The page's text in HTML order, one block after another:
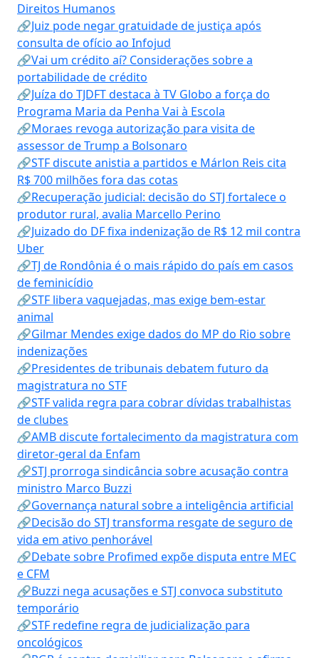
Direitos Humanos
🔗Juiz pode negar gratuidade de justiça após
consulta de ofício ao Infojud
🔗Vai um crédito aí? Considerações sobre a
portabilidade de crédito
🔗Juíza do TJDFT destaca à TV Globo a força do
Programa Maria da Penha Vai à Escola
🔗Moraes revoga autorização para visita de
assessor de Trump a Bolsonaro
🔗STF discute anistia a partidos e Márlon Reis cita
R$ 700 milhões fora das cotas
🔗Recuperação judicial: decisão do STJ fortalece o
produtor rural, avalia Marcello Perino
🔗Juizado do DF fixa indenização de R$ 12 mil contra
Uber
🔗TJ de Rondônia é o mais rápido do país em casos
de feminicídio
🔗STF libera vaquejadas, mas exige bem-estar
animal
🔗Gilmar Mendes exige dados do MP do Rio sobre
indenizações
🔗Presidentes de tribunais debatem futuro da
magistratura no STF
🔗STF valida regra para cobrar dívidas trabalhistas
de clubes
🔗AMB discute fortalecimento da magistratura com
diretor-geral da Enfam
🔗STJ prorroga sindicância sobre acusação contra
ministro Marco Buzzi
🔗Governança natural sobre a inteligência artificial
🔗Decisão do STJ transforma resgate de seguro de
vida em ativo penhorável
🔗Debate sobre Profimed expõe disputa entre MEC
e CFM
🔗Buzzi nega acusações e STJ convoca substituto
temporário
🔗STF redefine regra de judicialização para
oncológicos